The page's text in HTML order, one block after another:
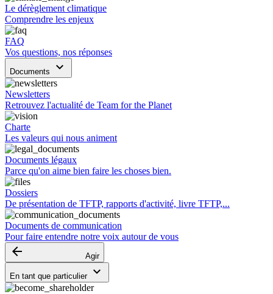
Le dérèglement climatique
Comprendre les enjeux
FAQ
Vos questions, nos réponses
Documents keyboard_arrow_down
Newsletters
Retrouvez l'actualité de Team for the Planet
Charte
Les valeurs qui nous animent
Documents légaux
Parce qu'on aime bien faire les choses bien.
Dossiers
De présentation de TFTP, rapports d'activité, livre TFTP,...
Documents de communication
Pour faire entendre notre voix autour de vous
arrow_backward Agir
En tant que particulier keyboard_arrow_down